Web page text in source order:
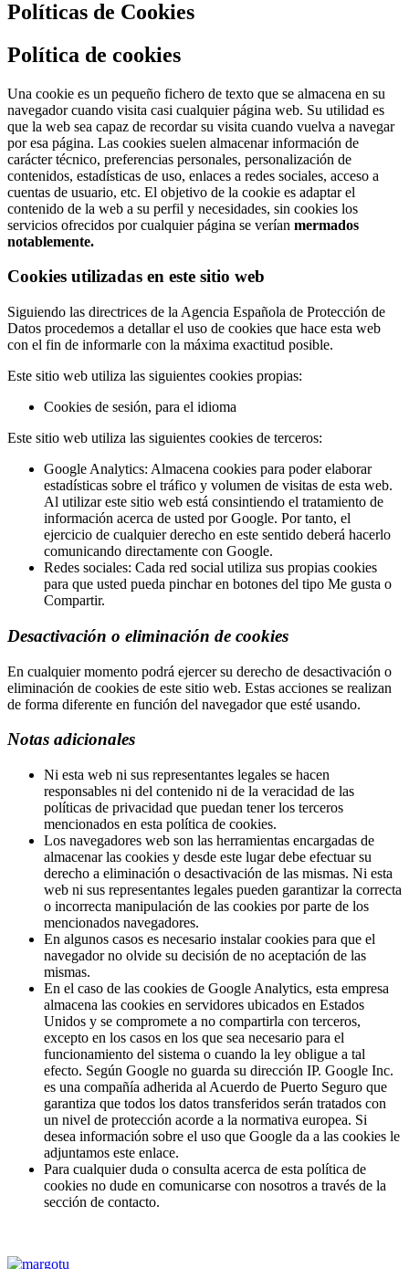
Políticas de Cookies
Política de cookies
Una cookie es un pequeño fichero de texto que se almacena en su
navegador cuando visita casi cualquier página web. Su utilidad es
que la web sea capaz de recordar su visita cuando vuelva a navegar
por esa página. Las cookies suelen almacenar información de
carácter técnico, preferencias personales, personalización de
contenidos, estadísticas de uso, enlaces a redes sociales, acceso a
cuentas de usuario, etc. El objetivo de la cookie es adaptar el
contenido de la web a su perfil y necesidades, sin cookies los
servicios ofrecidos por cualquier página se verían mermados
notablemente.
Cookies utilizadas en este sitio web
Siguiendo las directrices de la Agencia Española de Protección de
Datos procedemos a detallar el uso de cookies que hace esta web
con el fin de informarle con la máxima exactitud posible.
Este sitio web utiliza las siguientes cookies propias:
Cookies de sesión, para el idioma
Este sitio web utiliza las siguientes cookies de terceros:
Google Analytics: Almacena cookies para poder elaborar
estadísticas sobre el tráfico y volumen de visitas de esta web.
Al utilizar este sitio web está consintiendo el tratamiento de
información acerca de usted por Google. Por tanto, el
ejercicio de cualquier derecho en este sentido deberá hacerlo
comunicando directamente con Google.
Redes sociales: Cada red social utiliza sus propias cookies
para que usted pueda pinchar en botones del tipo Me gusta o
Compartir.
Desactivación o eliminación de cookies
En cualquier momento podrá ejercer su derecho de desactivación o
eliminación de cookies de este sitio web. Estas acciones se realizan
de forma diferente en función del navegador que esté usando.
Notas adicionales
Ni esta web ni sus representantes legales se hacen
responsables ni del contenido ni de la veracidad de las
políticas de privacidad que puedan tener los terceros
mencionados en esta política de cookies.
Los navegadores web son las herramientas encargadas de
almacenar las cookies y desde este lugar debe efectuar su
derecho a eliminación o desactivación de las mismas. Ni esta
web ni sus representantes legales pueden garantizar la correcta
o incorrecta manipulación de las cookies por parte de los
mencionados navegadores.
En algunos casos es necesario instalar cookies para que el
navegador no olvide su decisión de no aceptación de las
mismas.
En el caso de las cookies de Google Analytics, esta empresa
almacena las cookies en servidores ubicados en Estados
Unidos y se compromete a no compartirla con terceros,
excepto en los casos en los que sea necesario para el
funcionamiento del sistema o cuando la ley obligue a tal
efecto. Según Google no guarda su dirección IP. Google Inc.
es una compañía adherida al Acuerdo de Puerto Seguro que
garantiza que todos los datos transferidos serán tratados con
un nivel de protección acorde a la normativa europea. Si
desea información sobre el uso que Google da a las cookies le
adjuntamos este enlace.
Para cualquier duda o consulta acerca de esta política de
cookies no dude en comunicarse con nosotros a través de la
sección de contacto.